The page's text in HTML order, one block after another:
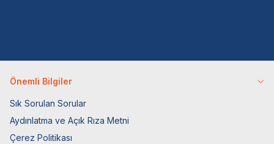
Önemli Bilgiler
Sık Sorulan Sorular
Aydınlatma ve Açık Rıza Metni
Çerez Politikası